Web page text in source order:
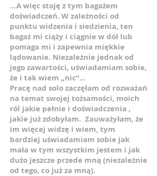
…A więc stoję z tym bagażem
doświadczeń. W zależności od
punktu widzenia i siedzienia, ten
bagaż mi ciąży i ciągnie w dół lub
pomaga mi i zapewnia miękkie
lądowanie. Niezależnie jednak od
jego zawartości, uświadamiam sobie,
że i tak wiem „nic”...
Pracę nad solo zaczęłam od rozważań
na temat swojej tożsamości, moich
ról jakie pełnie i doświadczenia ,
jakie już zdobyłam. Zauważyłam, że
im więcej widzę i wiem, tym
bardziej uświadamiam sobie jak
mała w tym wszystkim jestem i jak
dużo jeszcze przede mną (niezależnie
od tego, co już za mną).